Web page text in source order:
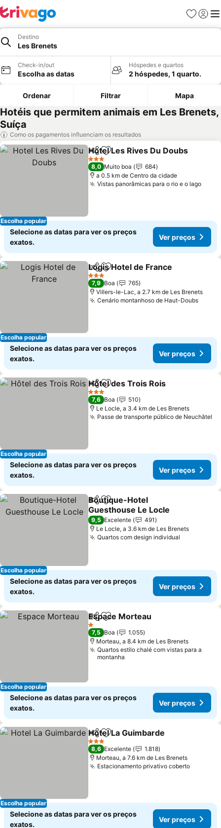
Favoritos
Iniciar
Destino
Les Brenets
Check-in/out
Escolha as datas
Hóspedes e quartos
2 hóspedes, 1 quarto.
Ordenar Filtrar Mapa
Hotéis que permitem animais em Les Brenets,
Suíça
Como os pagamentos influenciam os resultados
Escolha popular
PartilharAdicionar aos favoritos
Hotel Les Rives Du Doubs
3 Estrelas
8,0 Muito boa
684
a 0.5 km de Centro da cidade
Vistas panorâmicas para o rio e o lagoVer
Selecione as datas para ver os preços
exatos.
Ver preços
Escolha popular
PartilharAdicionar aos favoritos
Logis Hotel de France
3 Estrelas
7,9 Boa
765
Villers-le-Lac, a 2.7 km de Les Brenets
Cenário montanhoso de Haut-DoubsVer
Selecione as datas para ver os preços
exatos.
Ver preços
Escolha popular
PartilharAdicionar aos favoritos
Hôtel des Trois Rois
3 Estrelas
7,6 Boa
510
Le Locle, a 3.4 km de Les Brenets
Passe de transporte público de Neuchâtel
Selecione as datas para ver os preços
exatos.
Ver preços
Escolha popular
PartilharAdicionar aos favoritos
Boutique-Hotel
Guesthouse Le Locle
Ver preços
9,5 Excelente
491
Le Locle, a 3.6 km de Les Brenets
Quartos com design individual
Selecione as datas para ver os preços
exatos.
Ver preços
Escolha popular
PartilharAdicionar aos favoritos
Espace Morteau
1 Estrelas
7,5 Boa
1.055
Morteau, a 8.4 km de Les Brenets
Quartos estilo chalé com vistas para a
montanha
Selecione as datas para ver os preços
exatos.
Ver preços
Escolha popular
PartilharAdicionar aos favoritos
Hotel La Guimbarde
3 Estrelas
8,6 Excelente
1.818
Morteau, a 7.6 km de Les Brenets
Estacionamento privativo cobertoVer
Selecione as datas para ver os preços
exatos.
Ver preços